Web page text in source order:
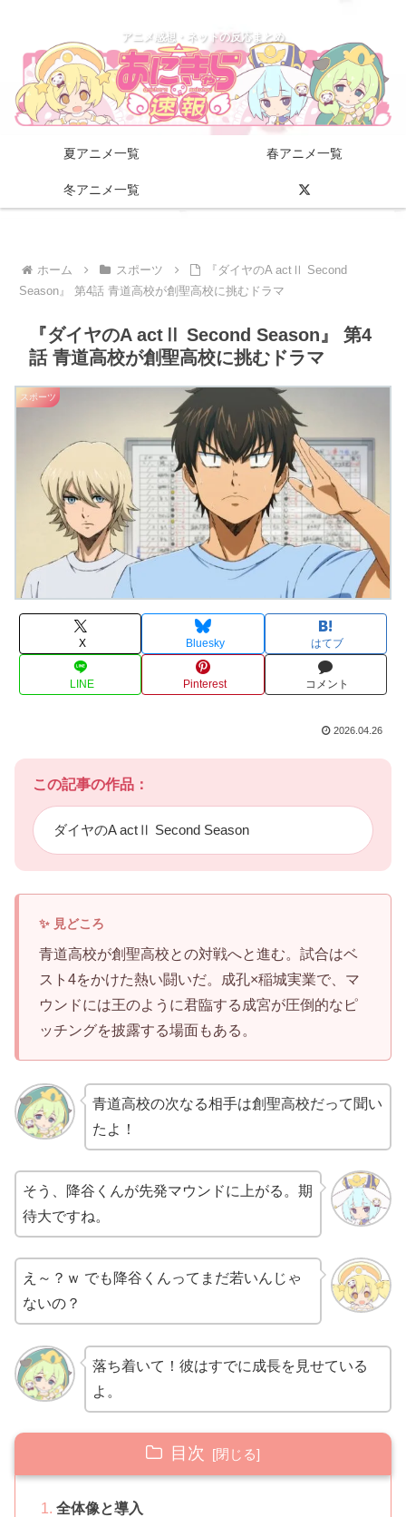
アニメ感想・ネットの反応まとめ
夏アニメ一覧 春アニメ一覧
冬アニメ一覧
ホーム スポーツ
『ダイヤのA actⅡ Second
Season』 第4話 青道高校が創聖高校に挑むドラマ
『ダイヤのA actⅡ Second Season』 第4
話 青道高校が創聖高校に挑むドラマ
スポーツ
X Bluesky はてブ
LINE Pinterest コメント
2026.04.26
この記事の作品：
ダイヤのA actⅡ Second Season
青道高校が創聖高校との対戦へと進む。試合はベ
スト4をかけた熱い闘いだ。成孔×稲城実業で、マ
ウンドには王のように君臨する成宮が圧倒的なピ
ッチングを披露する場面もある。
青道高校の次なる相手は創聖高校だって聞い
たよ！
そう、降谷くんが先発マウンドに上がる。期
待大ですね。
え～？ｗ でも降谷くんってまだ若いんじゃ
ないの？
落ち着いて！彼はすでに成長を見せている
よ。
目次
全体像と導入